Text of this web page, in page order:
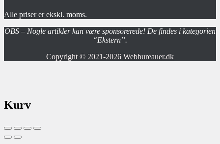
Alle priser er ekskl. moms.
OBS – Nogle artikler kan være sponsorerede! De findes i kategorien
“Ekstern”.
Copyright © 2021-2026 Webbureauer.dk
Kurv